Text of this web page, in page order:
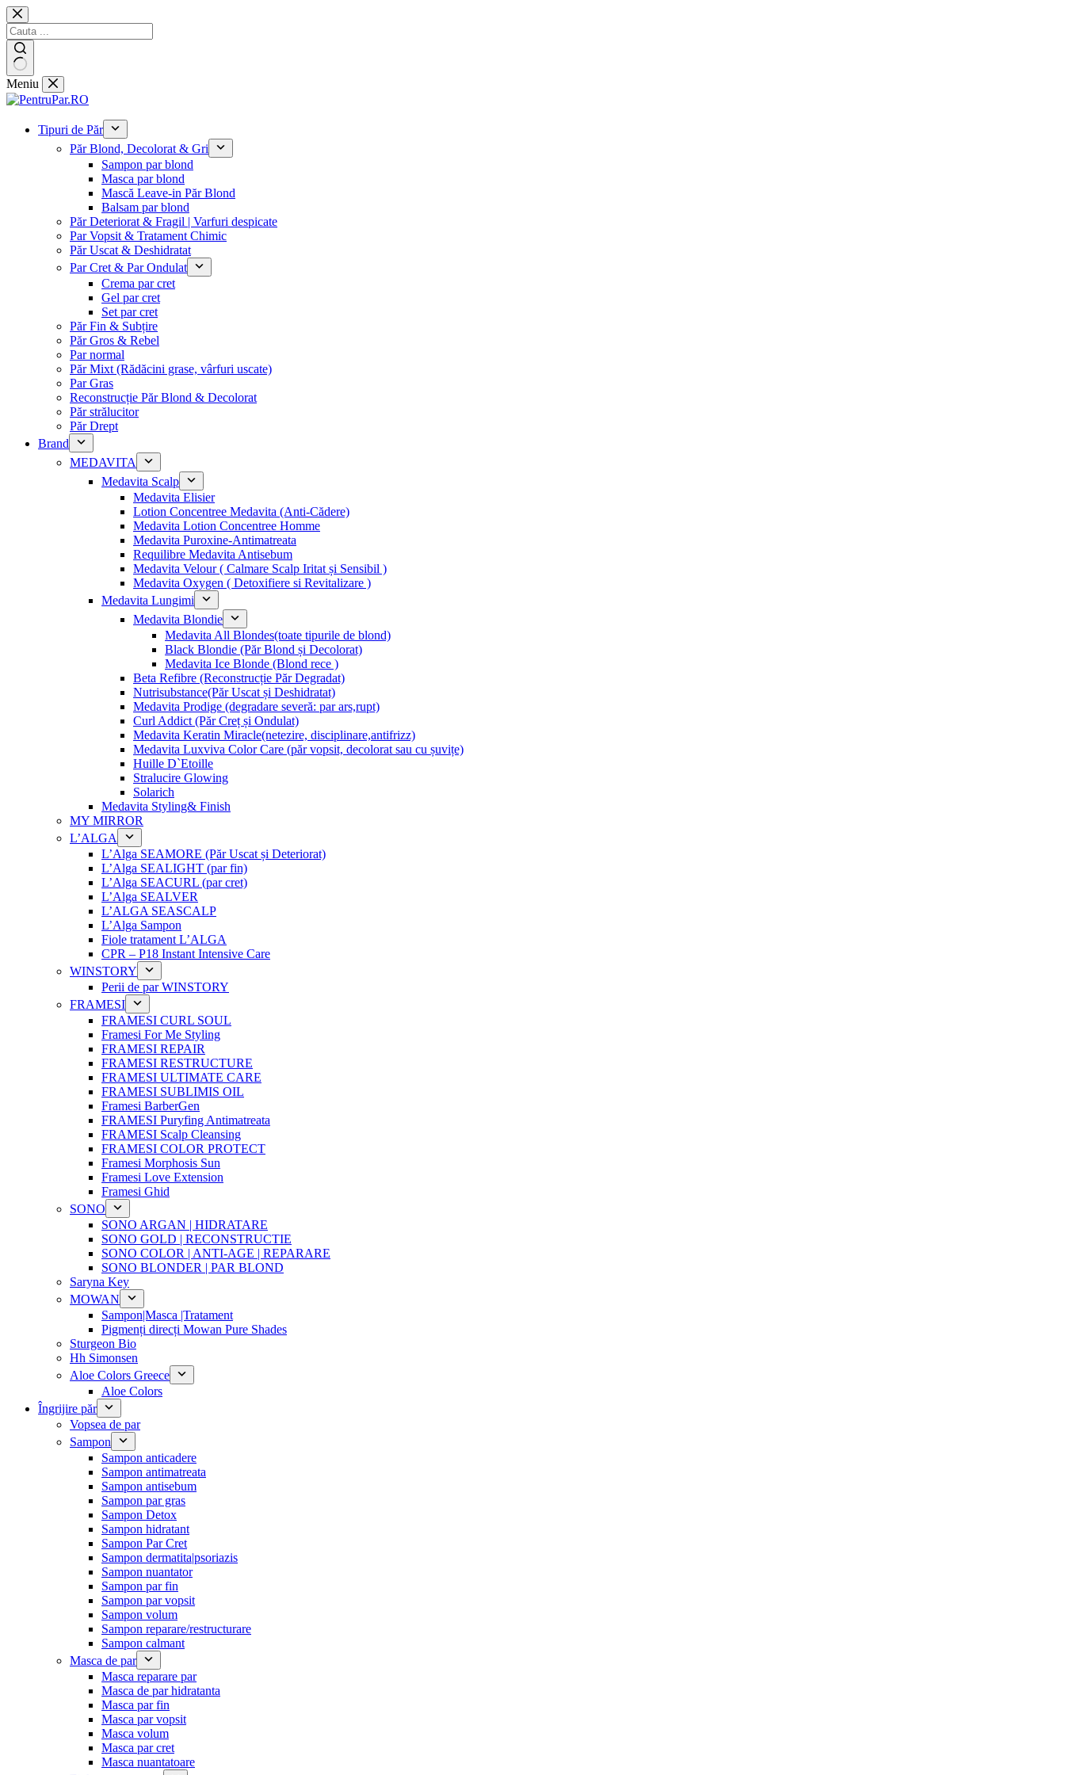
Sari
la
conținut
Niciun
rezultat
Meniu
Tipuri de Păr
Păr Blond, Decolorat & Gri
Sampon par blond
Masca par blond
Mască Leave-in Păr Blond
Balsam par blond
Păr Deteriorat & Fragil | Varfuri despicate
Par Vopsit & Tratament Chimic
Păr Uscat & Deshidratat
Par Cret & Par Ondulat
Crema par cret
Gel par cret
Set par cret
Păr Fin & Subțire
Păr Gros & Rebel
Par normal
Păr Mixt (Rădăcini grase, vârfuri uscate)
Par Gras
Reconstrucție Păr Blond & Decolorat
Păr strălucitor
Păr Drept
Brand
MEDAVITA
Medavita Scalp
Medavita Elisier
Lotion Concentree Medavita (Anti-Cădere)
Medavita Lotion Concentree Homme
Medavita Puroxine-Antimatreata
Requilibre Medavita Antisebum
Medavita Velour ( Calmare Scalp Iritat și Sensibil )
Medavita Oxygen ( Detoxifiere si Revitalizare )
Medavita Lungimi
Medavita Blondie
Medavita All Blondes(toate tipurile de blond)
Black Blondie (Păr Blond și Decolorat)
Medavita Ice Blonde (Blond rece )
Beta Refibre (Reconstrucție Păr Degradat)
Nutrisubstance(Păr Uscat și Deshidratat)
Medavita Prodige (degradare severă: par ars,rupt)
Curl Addict (Păr Creț și Ondulat)
Medavita Keratin Miracle(netezire, disciplinare,antifrizz)
Medavita Luxviva Color Care (păr vopsit, decolorat sau cu șuvițe)
Huille D`Etoille
Stralucire Glowing
Solarich
Medavita Styling& Finish
MY MIRROR
L’ALGA
L’Alga SEAMORE (Păr Uscat și Deteriorat)
L’Alga SEALIGHT (par fin)
L’Alga SEACURL (par cret)
L’Alga SEALVER
L’ALGA SEASCALP
L’Alga Sampon
Fiole tratament L’ALGA
CPR – P18 Instant Intensive Care
WINSTORY
Perii de par WINSTORY
FRAMESI
FRAMESI CURL SOUL
Framesi For Me Styling
FRAMESI REPAIR
FRAMESI RESTRUCTURE
FRAMESI ULTIMATE CARE
FRAMESI SUBLIMIS OIL
Framesi BarberGen
FRAMESI Puryfing Antimatreata
FRAMESI Scalp Cleansing
FRAMESI COLOR PROTECT
Framesi Morphosis Sun
Framesi Love Extension
Framesi Ghid
SONO
SONO ARGAN | HIDRATARE
SONO GOLD | RECONSTRUCTIE
SONO COLOR | ANTI-AGE | REPARARE
SONO BLONDER | PAR BLOND
Saryna Key
MOWAN
Sampon|Masca |Tratament
Pigmenți direcți Mowan Pure Shades
Sturgeon Bio
Hh Simonsen
Aloe Colors Greece
Aloe Colors
Îngrijire păr
Vopsea de par
Sampon
Sampon anticadere
Sampon antimatreata
Sampon antisebum
Sampon par gras
Sampon Detox
Sampon hidratant
Sampon Par Cret
Sampon dermatita|psoriazis
Sampon nuantator
Sampon par fin
Sampon par vopsit
Sampon volum
Sampon reparare/restructurare
Sampon calmant
Masca de par
Masca reparare par
Masca de par hidratanta
Masca par fin
Masca par vopsit
Masca volum
Masca par cret
Masca nuantatoare